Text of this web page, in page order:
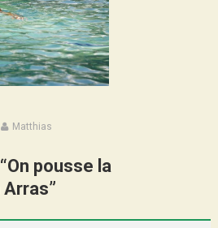
Matthias
On pousse la
”